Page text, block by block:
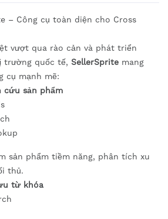
– Công cụ toàn diện cho Cross
vượt qua rào cản và phát triển
trường quốc tế, SellerSprite mang
cụ mạnh mẽ:
cứu sản phẩm
sản phẩm tiềm năng, phân tích xu
thủ.
từ khóa